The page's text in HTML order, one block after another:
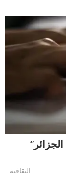
التقافية